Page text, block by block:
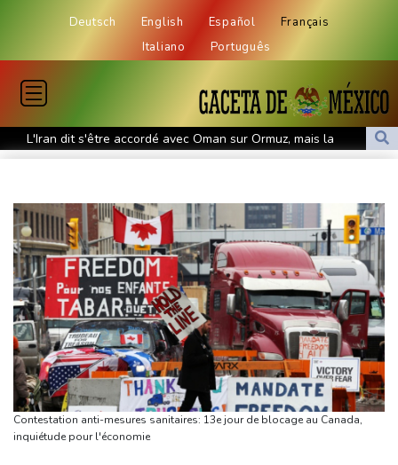
Deutsch English Español
Français
Italiano
Português
L'Iran dit s'être accordé avec Oman sur Ormuz, mais la
réouverture dépendra de Washington
scène diplomatique
Masters 1000 de Montréal: Zverev éliminé, Auger-Aliassime
forfait
L'auteur présumé de l'attentat contre un cortège syndical à
Munich face à son verdict
La Fifa reconnaît des "erreurs" et présente des "excuses" après
une réunion de crise au Maroc
Colombie: un bébé hippopotame descendant de la colonie
d'Escobar meurt malgré les soins
Colombie: le gouvernement met en garde contre de possibles
Contestation anti-mesures sanitaires: 13e jour de blocage au Canada,
inquiétude pour l'économie